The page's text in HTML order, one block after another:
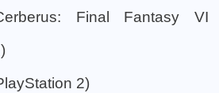
Final Fantasy VI
2)